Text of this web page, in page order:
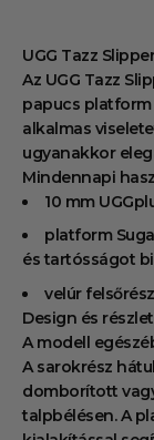
UGG Tazz
Az UGG Tazz
papucs platform
alkalmas
ugyanakkor
Mindennapi
10 mm
platform
és tartósságot
velúr
Design és
A modell
A sarokrész
domborított
talpbélésen. A